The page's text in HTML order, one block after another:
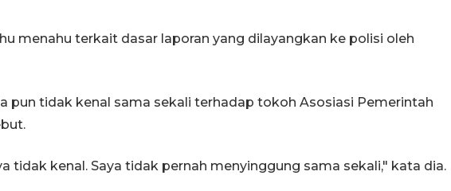
menahu terkait dasar laporan yang dilayangkan ke polisi oleh
pun tidak kenal sama sekali terhadap tokoh Asosiasi Pemerintah
tidak kenal. Saya tidak pernah menyinggung sama sekali," kata dia.